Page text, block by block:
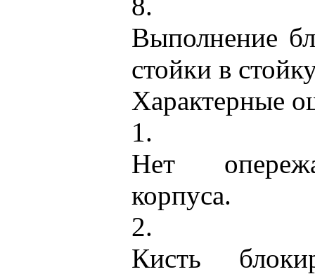
Выполнение
стойки в
Характерные
1.
Нет
корпуса.
2.
Кисть